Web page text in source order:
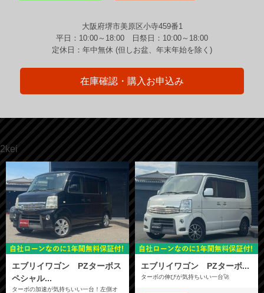
大阪府堺市美原区小寺459番1
平日：10:00～18:00 日祭日：10:00～18:00
定休日：年中無休 (但しお盆、年末年始を除く)
在庫確認・購入お申込み
2kei
エブリイワゴン PZターボス
ペシャル...
ターボの加速が気持ちいい一台！左側オ
エブリイワゴン PZターボ...
ターボの伸びが気持ちいい一台🚀